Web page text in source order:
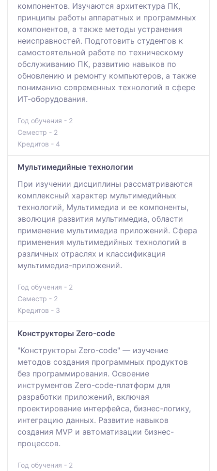
компонентов. Изучаются архитектура ПК,
принципы работы аппаратных и программных
компонентов, а также методы устранения
неисправностей. Подготовить студентов к
самостоятельной работе по техническому
обслуживанию ПК, развитию навыков по
обновлению и ремонту компьютеров, а также
пониманию современных технологий в сфере
ИТ-оборудования.
Год обучения - 2
Семестр - 2
Кредитов - 4
Мультимедийные технологии
При изучении дисциплины рассматриваются
комплексный характер мультимедийных
технологий, Мультимедиа и ее компоненты,
эволюция развития мультимедиа, области
применение мультимедиа приложений. Сфера
применения мультимедийных технологий в
различных отраслях и классификация
мультимедиа-приложений.
Год обучения - 2
Семестр - 2
Кредитов - 3
Конструкторы Zero-code
"Конструкторы Zero-code" — изучение
методов создания программных продуктов
без программирования. Освоение
инструментов Zero-code-платформ для
разработки приложений, включая
проектирование интерфейса, бизнес-логику,
интеграцию данных. Развитие навыков
создания MVP и автоматизации бизнес-
процессов.
Год обучения - 2